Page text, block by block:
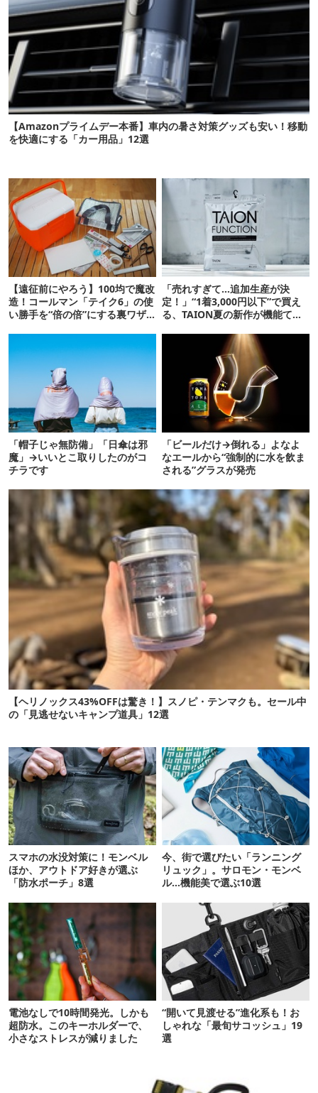
【Amazonプライムデー本番】車内の暑さ対策グッズも安い！移動
を快適にする「カー用品」12選
【遠征前にやろう】100均で魔改
造！コールマン「テイク6」の使
い勝手を“倍の倍”にする裏ワザ6
「売れすぎて…追加生産が決
定！」“1着3,000円以下”で買え
る、TAION夏の新作が機能てん
「帽子じゃ無防備」「日傘は邪
魔」→いいとこ取りしたのがコ
チラです
「ビールだけ→倒れる」よなよ
なエールから“強制的に水を飲ま
される”グラスが発売
【ヘリノックス43%OFFは驚き！】スノピ・テンマクも。セール中
の「見逃せないキャンプ道具」12選
スマホの水没対策に！モンベル
ほか、アウトドア好きが選ぶ
「防水ポーチ」8選
今、街で選びたい「ランニング
リュック」。サロモン・モンベ
ル…機能美で選ぶ10選
電池なしで10時間発光。しかも
超防水。このキーホルダーで、
小さなストレスが減りました
“開いて見渡せる”進化系も！お
しゃれな「最旬サコッシュ」19
選